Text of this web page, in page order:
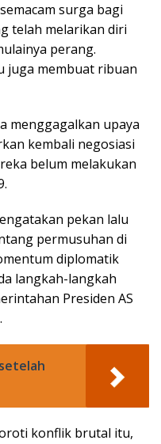
surga bagi
telah melarikan diri
perang.
juga membuat ribuan
menggagalkan upaya
kembali negosiasi
belum melakukan
pekan lalu
permusuhan di
diplomatik
langkah-langkah
Presiden AS
konflik brutal itu,